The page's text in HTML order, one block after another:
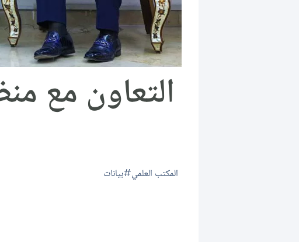
التعاون مع
المكتب العلمي
بيانات